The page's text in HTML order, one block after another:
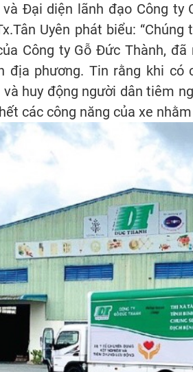
và Đại diện lãnh đạo Công ty
Uyên phát biểu:
Công ty Gỗ Đức Thành,
địa phương. Tin rằng khi
huy động người dân tiêm
các công năng của xe